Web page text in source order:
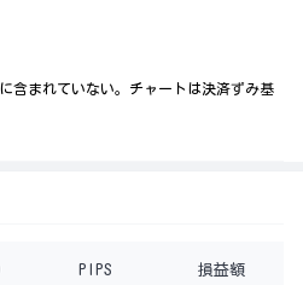
含まれていない。チャートは決済ずみ基
PIPS 損益額